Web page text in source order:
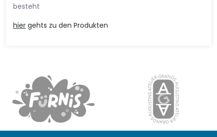
besteht
hier gehts zu den Produkten